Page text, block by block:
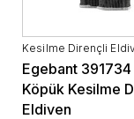
Kesilme Dirençli
Egebant
Köpük Kesilme
Eldiven